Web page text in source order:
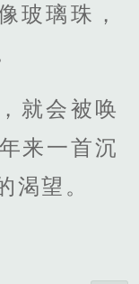
玻璃珠，
就会被唤
来一首沉
渴望。